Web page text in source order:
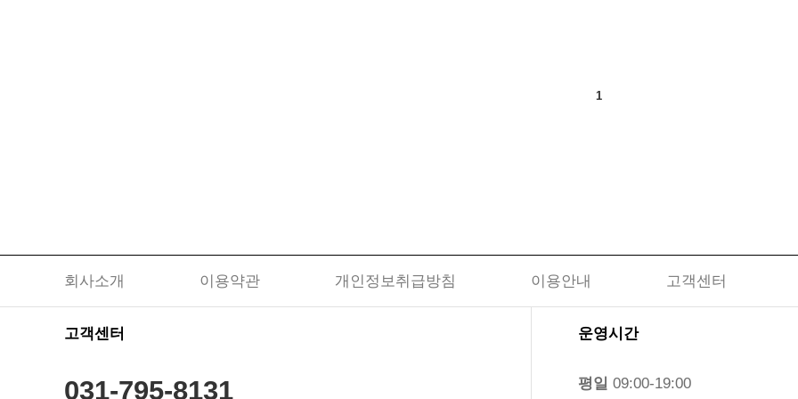
1
회사소개 이용약관 개인정보취급방침 이용안내 고객센터
고객센터
031-795-8131
운영시간
평일 09:00-19:00